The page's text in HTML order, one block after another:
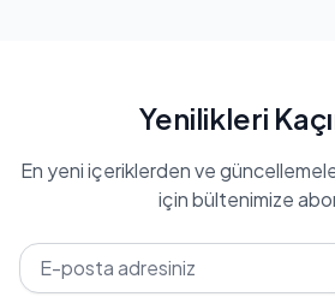
Yenilikleri
En yeni içeriklerden ve
için bültenimize